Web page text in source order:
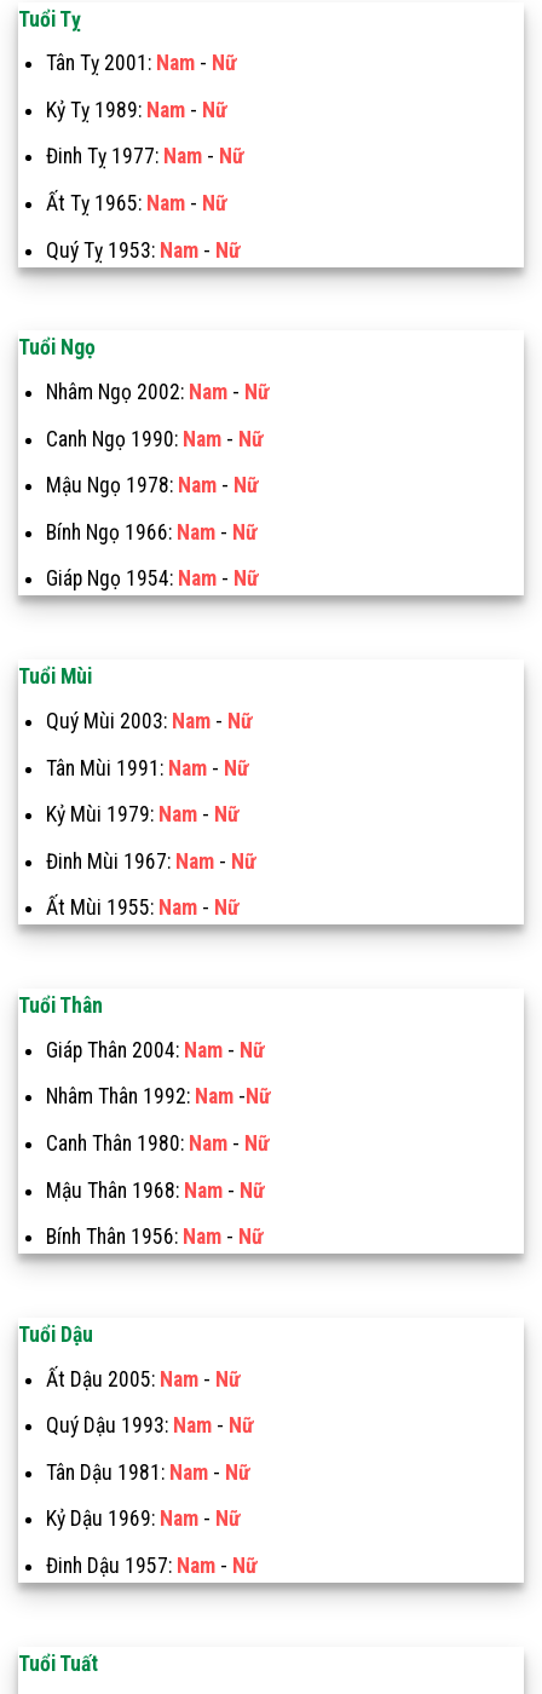
Tuổi Tỵ
Tân Tỵ 2001: Nam- Nữ
Kỷ Tỵ 1989: Nam- Nữ
Đinh Tỵ 1977: Nam- Nữ
Ất Tỵ 1965: Nam- Nữ
Quý Tỵ 1953: Nam- Nữ
Tuổi Ngọ
Nhâm Ngọ 2002: Nam- Nữ
Canh Ngọ 1990: Nam- Nữ
Mậu Ngọ 1978: Nam- Nữ
Bính Ngọ 1966: Nam- Nữ
Giáp Ngọ 1954: Nam- Nữ
Tuổi Mùi
Quý Mùi 2003: Nam- Nữ
Tân Mùi 1991: Nam- Nữ
Kỷ Mùi 1979: Nam- Nữ
Đinh Mùi 1967: Nam- Nữ
Ất Mùi 1955: Nam- Nữ
Tuổi Thân
Giáp Thân 2004: Nam- Nữ
Nhâm Thân 1992: Nam- Nữ
Canh Thân 1980: Nam- Nữ
Mậu Thân 1968: Nam- Nữ
Bính Thân 1956: Nam- Nữ
Tuổi Dậu
Ất Dậu 2005: Nam- Nữ
Quý Dậu 1993: Nam- Nữ
Tân Dậu 1981: Nam- Nữ
Kỷ Dậu 1969: Nam- Nữ
Đinh Dậu 1957: Nam- Nữ
Tuổi Tuất